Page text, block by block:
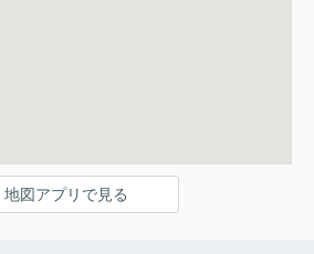
地図アプリで見る